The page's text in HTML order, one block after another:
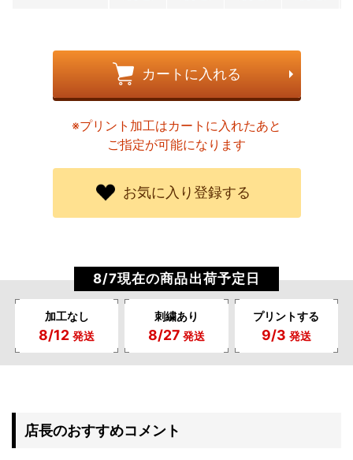
カートに入れる
※プリント加工はカートに入れたあと
ご指定が可能になります
お気に入り登録する
8/7現在の商品出荷予定日
加工なし
8/12 発送
刺繍あり
8/27 発送
プリントする
9/3 発送
店長のおすすめコメント